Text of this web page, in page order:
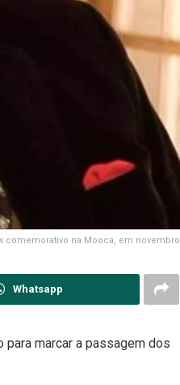
comemorativo na Mooca, em novembro
Whatsapp
para marcar a passagem dos